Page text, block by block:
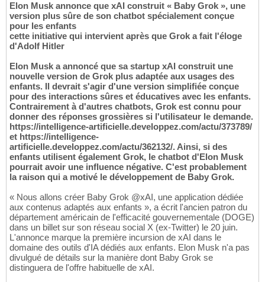
Elon Musk annonce que xAI construit « Baby Grok », une
version plus sûre de son chatbot spécialement conçue
pour les enfants
cette initiative qui intervient après que Grok a fait l'éloge
d'Adolf Hitler
Elon Musk a annoncé que sa startup xAI construit une
nouvelle version de Grok plus adaptée aux usages des
enfants. Il devrait s'agir d'une version simplifiée conçue
pour des interactions sûres et éducatives avec les enfants.
Contrairement à d'autres chatbots, Grok est connu pour
donner des réponses grossières si l'utilisateur le demande.
https://intelligence-artificielle.developpez.com/actu/373789/
et https://intelligence-
artificielle.developpez.com/actu/362132/. Ainsi, si des
enfants utilisent également Grok, le chatbot d'Elon Musk
pourrait avoir une influence négative. C'est probablement
la raison qui a motivé le développement de Baby Grok.
« Nous allons créer Baby Grok @xAI, une application dédiée
aux contenus adaptés aux enfants », a écrit l'ancien patron du
département américain de l'efficacité gouvernementale (DOGE)
dans un billet sur son réseau social X (ex-Twitter) le 20 juin.
L'annonce marque la première incursion de xAI dans le
domaine des outils d'IA dédiés aux enfants. Elon Musk n'a pas
divulgué de détails sur la manière dont Baby Grok se
distinguera de l'offre habituelle de xAI.